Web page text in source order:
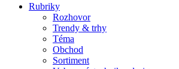
Rubriky
Rozhovor
Trendy & trhy
Téma
Obchod
Sortiment